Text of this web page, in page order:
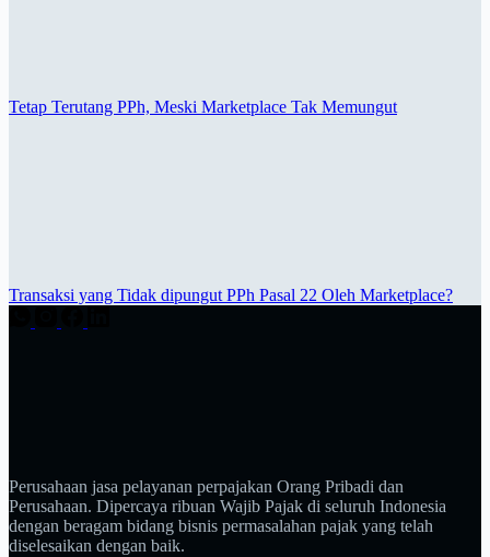
Tetap Terutang PPh, Meski Marketplace Tak Memungut
Transaksi yang Tidak dipungut PPh Pasal 22 Oleh Marketplace?
Perusahaan jasa pelayanan perpajakan Orang Pribadi dan
Perusahaan. Dipercaya ribuan Wajib Pajak di seluruh Indonesia
dengan beragam bidang bisnis permasalahan pajak yang telah
diselesaikan dengan baik.